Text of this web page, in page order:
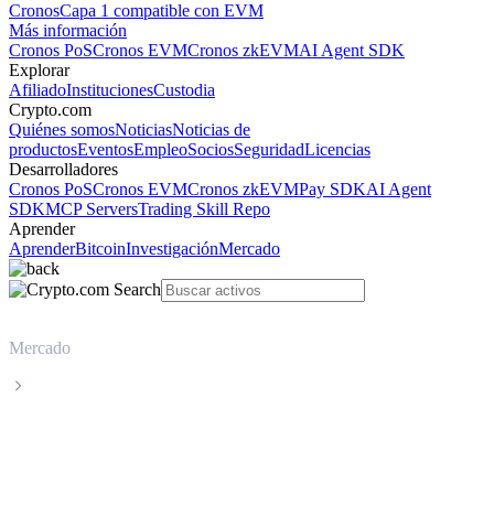
CronosCapa 1 compatible con EVM
Más información
Cronos PoSCronos EVMCronos zkEVMAI Agent SDK
Explorar
AfiliadoInstitucionesCustodia
Crypto.com
Quiénes somosNoticiasNoticias de
productosEventosEmpleoSociosSeguridadLicencias
Desarrolladores
Cronos PoSCronos EVMCronos zkEVMPay SDKAI Agent
SDKMCP ServersTrading Skill Repo
Aprender
AprenderBitcoinInvestigaciónMercado
Mercado